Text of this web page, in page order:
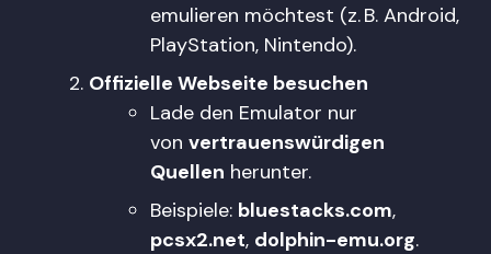
emulieren möchtest (z. B. Android,
PlayStation, Nintendo).
Offizielle Webseite besuchen
Lade den Emulator nur
von vertrauenswürdigen
Quellen herunter.
Beispiele: bluestacks.com,
pcsx2.net, dolphin-emu.org.